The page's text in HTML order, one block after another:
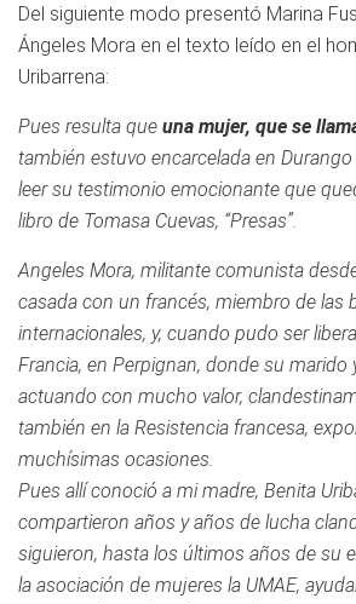
Del siguiente modo presentó Marina
Ángeles Mora en el texto leído en el
Uribarrena:
Pues resulta que una mujer, que se
también estuvo encarcelada en
leer su testimonio emocionante que
libro de Tomasa Cuevas, “Presas”.
Angeles Mora, militante comunista
casada con un francés, miembro de las
internacionales, y, cuando pudo ser
Francia, en Perpignan, donde su marido
actuando con mucho valor,
también en la Resistencia francesa,
muchísimas ocasiones.
Pues allí conoció a mi madre, Benita
compartieron años y años de lucha
siguieron, hasta los últimos años de su
la asociación de mujeres la UMAE,